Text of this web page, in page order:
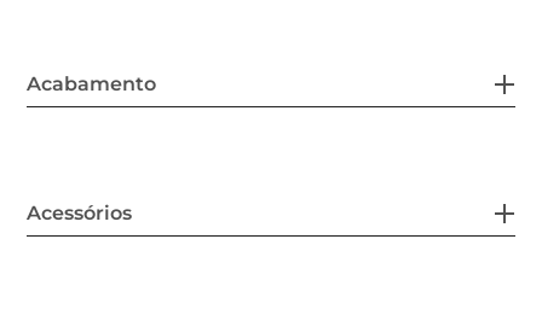
Acabamento
Acessórios